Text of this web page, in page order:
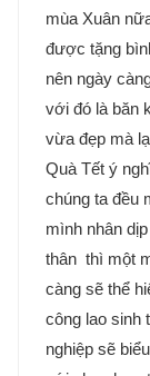
mùa Xuân
được tặng
nên ngày
với đó là băn
vừa đẹp mà
Quà Tết ý
chúng ta đều
mình nhân
thân thì một
càng sẽ thể
công lao sinh
nghiệp sẽ